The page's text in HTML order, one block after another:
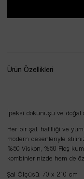
Ürün Özellikleri
İpeksi dokunuşu ve doğal
Her bir şal, hafifliği ve
modern desenleriyle
%50 Viskon, %50 Floş
kombinlerinizde hem de
Şal Ölçüsü: 70 x 210 cm